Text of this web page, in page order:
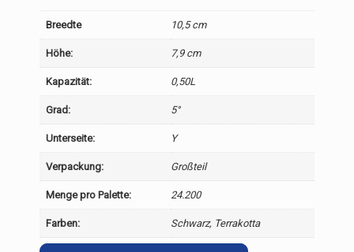
Breedte 10,5 cm
Höhe: 7,9 cm
Kapazität: 0,50L
Grad: 5°
Unterseite: Y
Verpackung: Großteil
Menge pro Palette: 24.200
Farben: Schwarz, Terrakotta